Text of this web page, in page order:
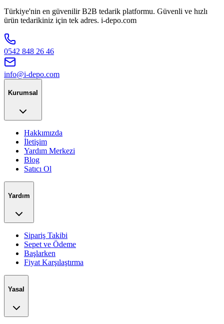
Türkiye'nin en güvenilir B2B tedarik platformu. Güvenli ve hızlı
ürün tedarikiniz için tek adres. i-depo.com
0542 848 26 46
info@i-depo.com
Kurumsal
Hakkımızda
İletişim
Yardım Merkezi
Blog
Satıcı Ol
Yardım
Sipariş Takibi
Sepet ve Ödeme
Başlarken
Fiyat Karşılaştırma
Yasal